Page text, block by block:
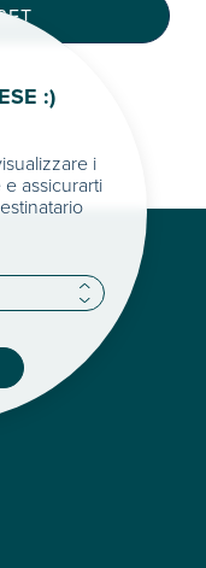
:)
i
assicurarti